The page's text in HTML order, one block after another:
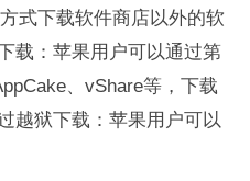
式下载软件商店以外的软
载：苹果用户可以通过第
、vShare等，下载
越狱下载：苹果用户可以